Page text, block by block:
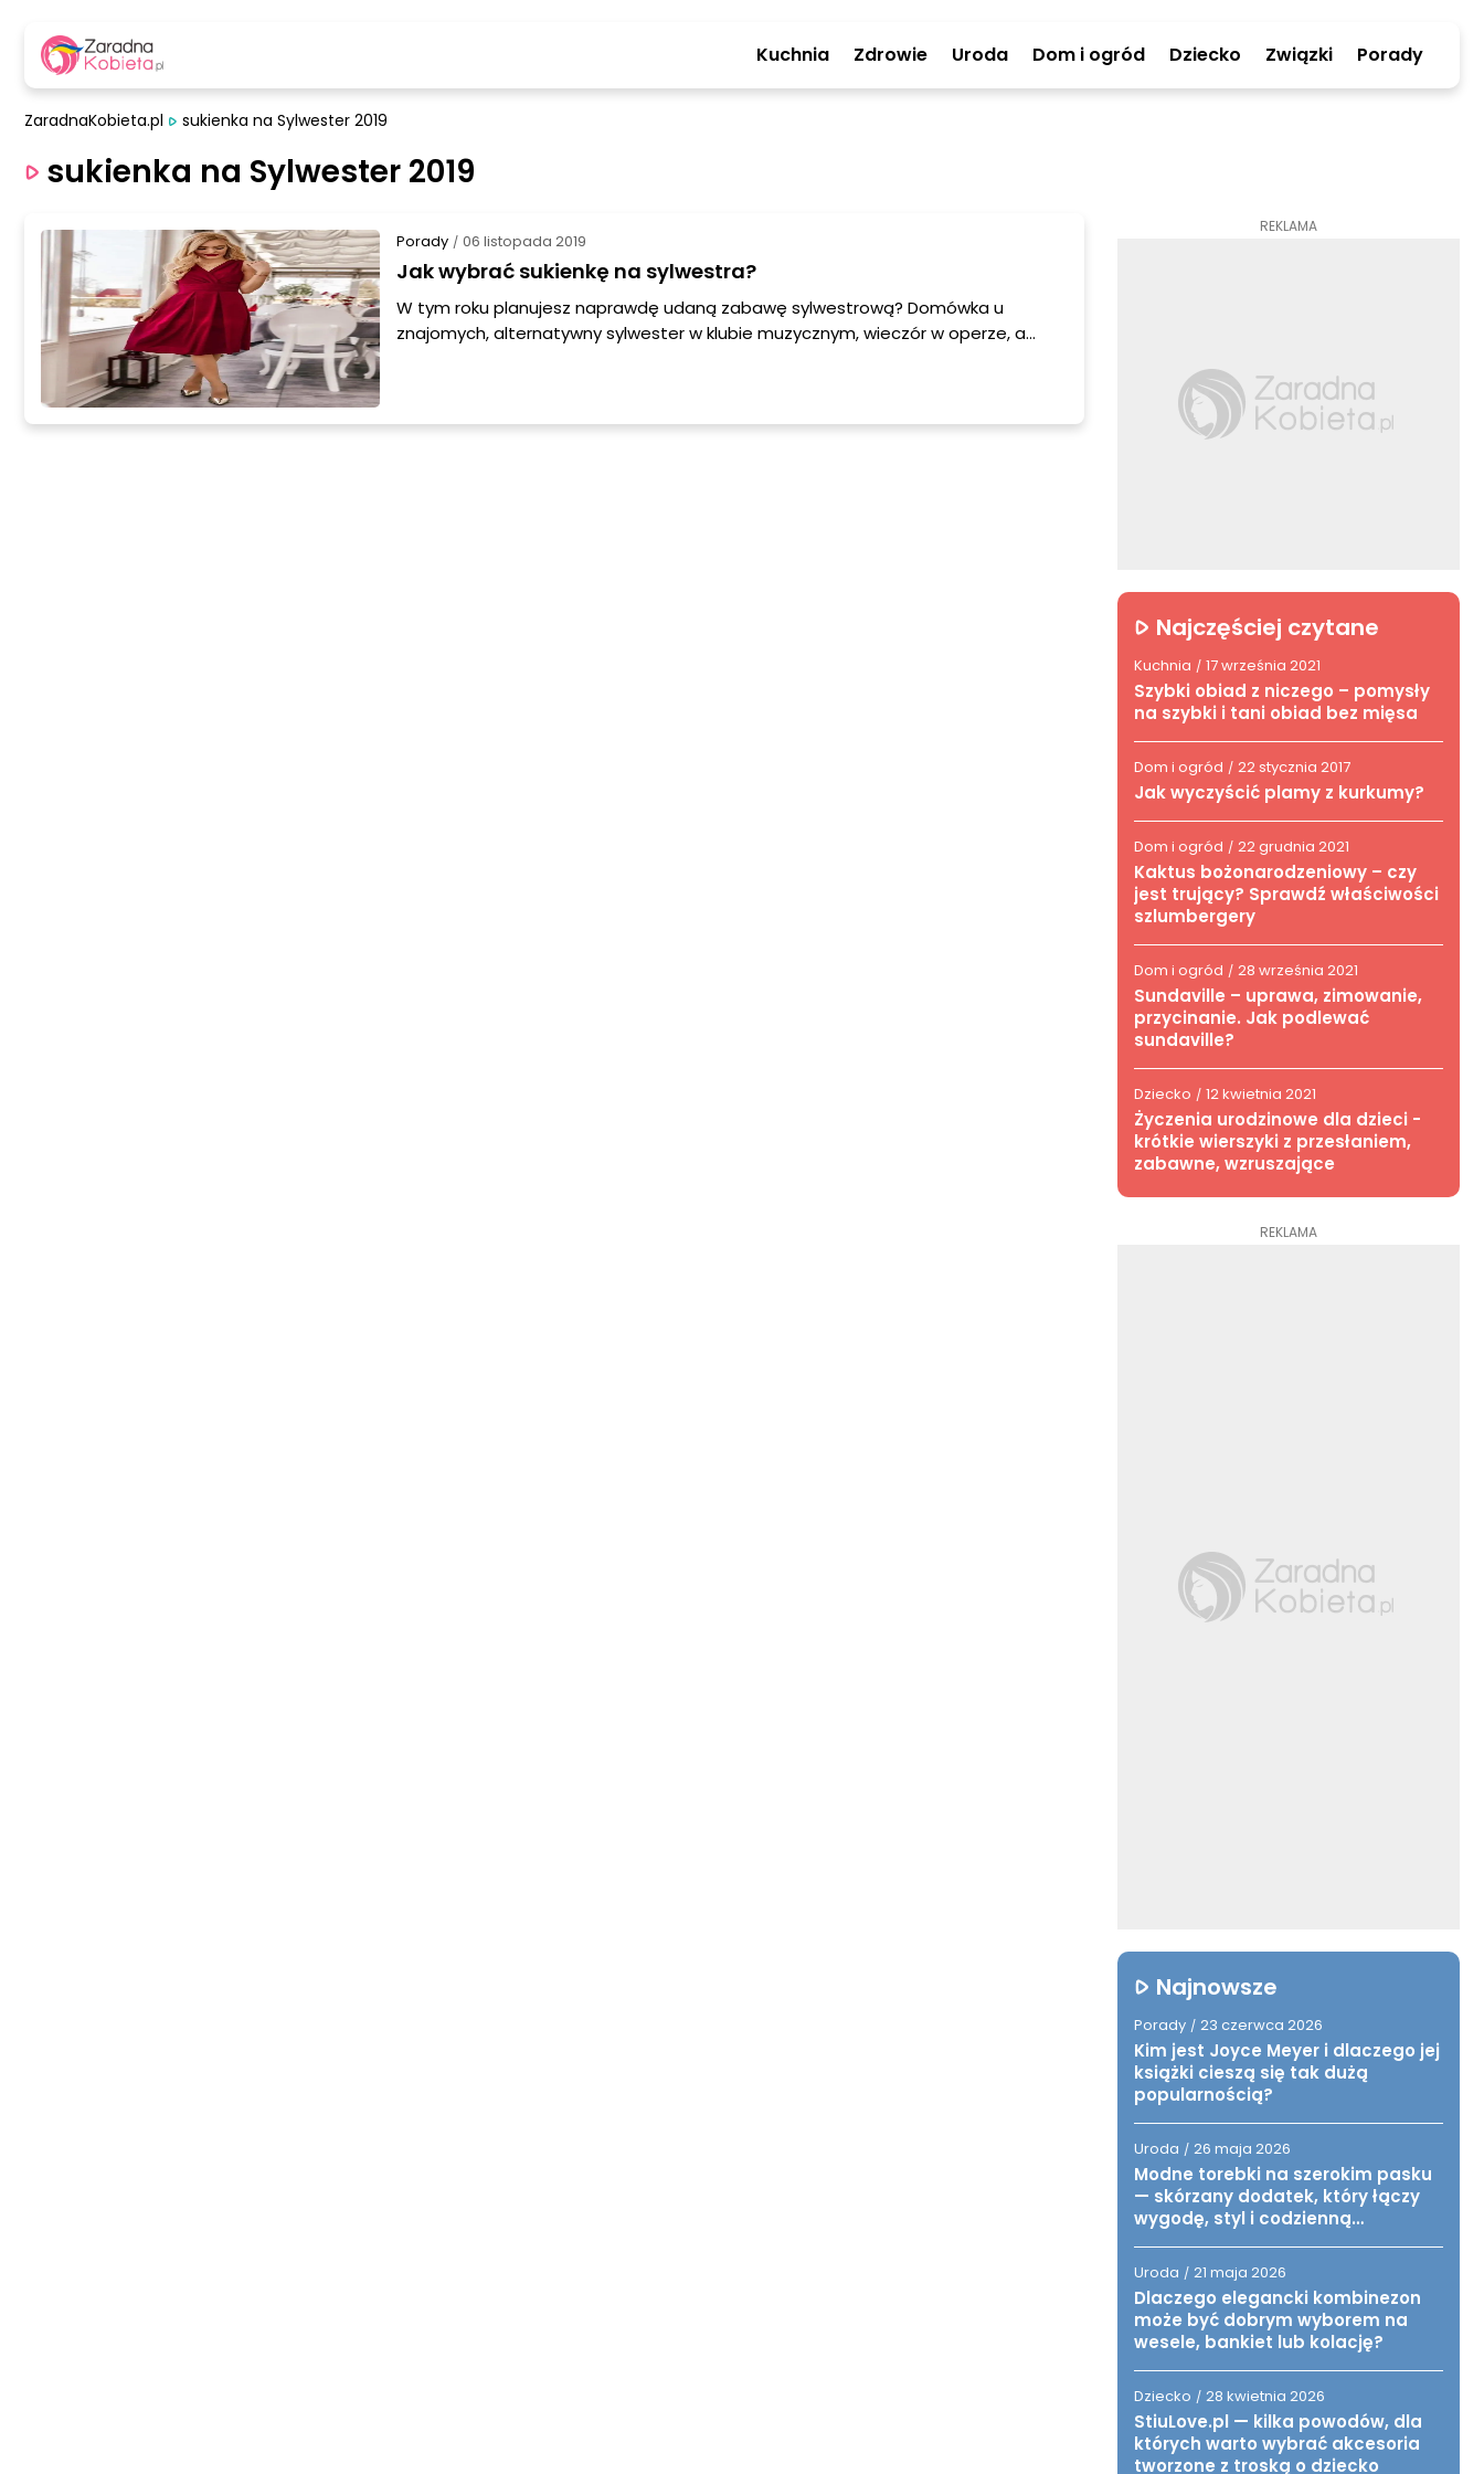
Kuchnia Zdrowie Uroda Dom i ogród Dziecko Związki Porady
ZaradnaKobieta.pl sukienka na Sylwester 2019
sukienka na Sylwester 2019
Porady / 06 listopada 2019
Jak wybrać sukienkę na sylwestra?
W tym roku planujesz naprawdę udaną zabawę sylwestrową? Domówka u
znajomych, alternatywny sylwester w klubie muzycznym, wieczór w operze, a
wyglądać wyjątkowo - wybierzmy więc sukienkę idealną właśnie dla nas!
REKLAMA
Najczęściej czytane
Kuchnia / 17 września 2021
Szybki obiad z niczego – pomysły
na szybki i tani obiad bez mięsa
Dom i ogród / 22 stycznia 2017
Jak wyczyścić plamy z kurkumy?
Dom i ogród / 22 grudnia 2021
Kaktus bożonarodzeniowy – czy
jest trujący? Sprawdź właściwości
szlumbergery
Dom i ogród / 28 września 2021
Sundaville – uprawa, zimowanie,
przycinanie. Jak podlewać
sundaville?
Dziecko / 12 kwietnia 2021
Życzenia urodzinowe dla dzieci -
krótkie wierszyki z przesłaniem,
zabawne, wzruszające
REKLAMA
Najnowsze
Porady / 23 czerwca 2026
Kim jest Joyce Meyer i dlaczego jej
książki cieszą się tak dużą
popularnością?
Uroda / 26 maja 2026
Modne torebki na szerokim pasku
— skórzany dodatek, który łączy
wygodę, styl i codzienną
Uroda / 21 maja 2026
Dlaczego elegancki kombinezon
może być dobrym wyborem na
wesele, bankiet lub kolację?
Dziecko / 28 kwietnia 2026
StiuLove.pl — kilka powodów, dla
których warto wybrać akcesoria
tworzone z troską o dziecko